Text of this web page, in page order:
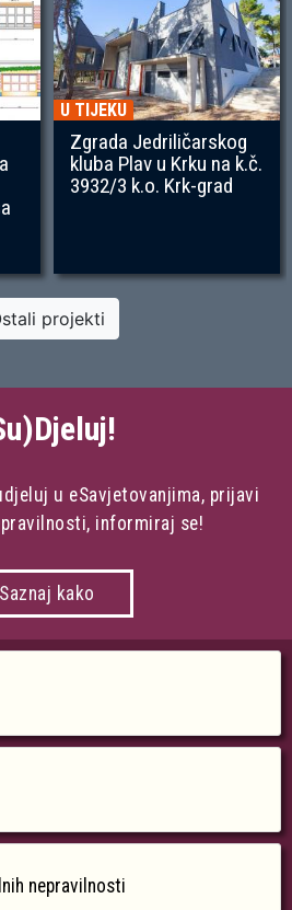
U TIJEKU
Zgrada Jedriličarskog
kluba Plav u Krku na k.č.
3932/3 k.o. Krk-grad
projekti
u eSavjetovanjima, prijavi
informiraj se!
Saznaj kako
nepravilnosti